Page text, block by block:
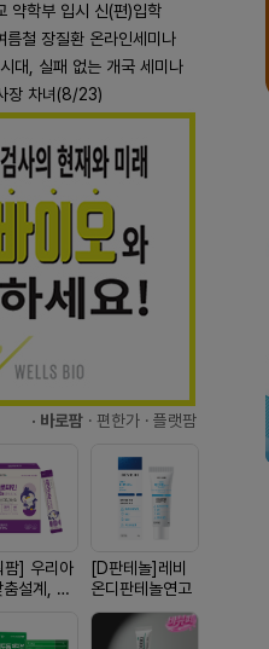
약학부 입시 신(편)입학
철 장질환 온라인세미나
대, 실패 없는 개국 세미나
장 차녀(8/23)
· 바로팜 · 편한가 · 플랫팜
팜] 우리아
춤설계, 바
맛
[D판테놀]레비
온디판테놀연고